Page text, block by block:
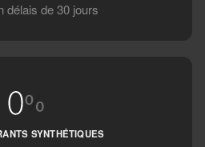
délais de 30 jours
SYNTHÉTIQUES